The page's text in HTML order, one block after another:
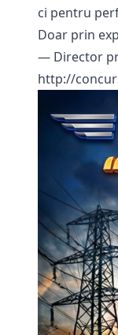
ci pentru
Doar prin
— Director
http://